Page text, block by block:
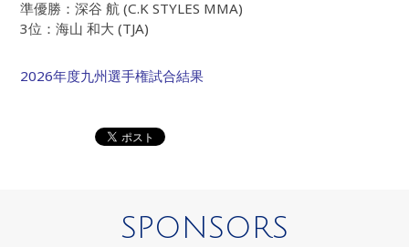
準優勝：深谷 航 (C.K STYLES MMA)
3位：海山 和大 (TJA)
2026年度九州選手権試合結果
SPONSORS